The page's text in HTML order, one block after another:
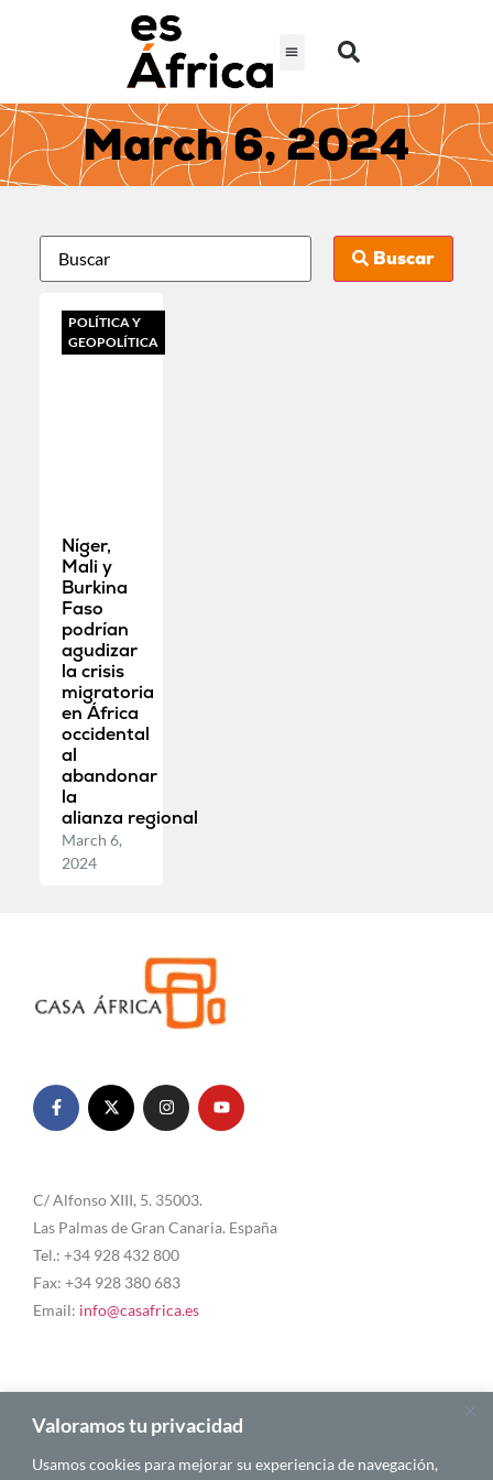
Valoramos tu privacidad
Usamos cookies para mejorar su experiencia de navegación,
March 6, 2024
Buscar
POLÍTICA Y
GEOPOLÍTICA
Níger,
Mali y
Burkina
Faso
podrían
agudizar
la crisis
migratoria
en África
occidental
al
abandonar
la
alianza regional
March 6,
2024
C/ Alfonso XIII, 5. 35003.
Las Palmas de Gran Canaria. España
Tel.: +34 928 432 800
Fax: +34 928 380 683
Email: info@casafrica.es
Blog
About Us